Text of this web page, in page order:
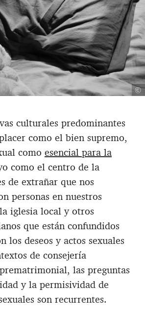
©
culturales predominantes
como el bien supremo,
como esencial para la
como el centro de la
de extrañar que nos
personas en nuestros
iglesia local y otros
que están confundidos
los deseos y actos sexuales
de consejería
las preguntas
y la permisividad de
son recurrentes.